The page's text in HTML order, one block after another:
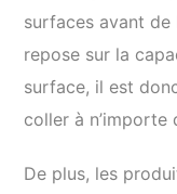
surfaces avant
repose sur la
surface, il est
coller à n’importe
De plus, les